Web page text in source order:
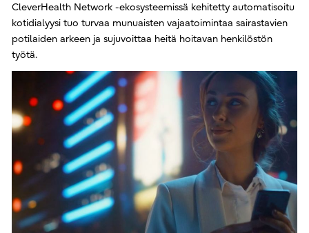
CleverHealth Network -ekosysteemissä kehitetty automatisoitu
kotidialyysi tuo turvaa munuaisten vajaatoimintaa sairastavien
potilaiden arkeen ja sujuvoittaa heitä hoitavan henkilöstön
työtä.